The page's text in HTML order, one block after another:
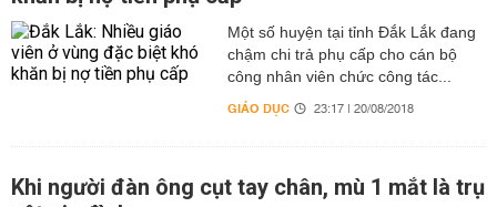
Một số huyện tại tỉnh Đắk Lắk đang
chậm chi trả phụ cấp cho cán bộ
công nhân viên chức công tác...
GIÁO DỤC 23:17 | 20/08/2018
Khi người đàn ông cụt tay chân, mù 1 mắt là trụ